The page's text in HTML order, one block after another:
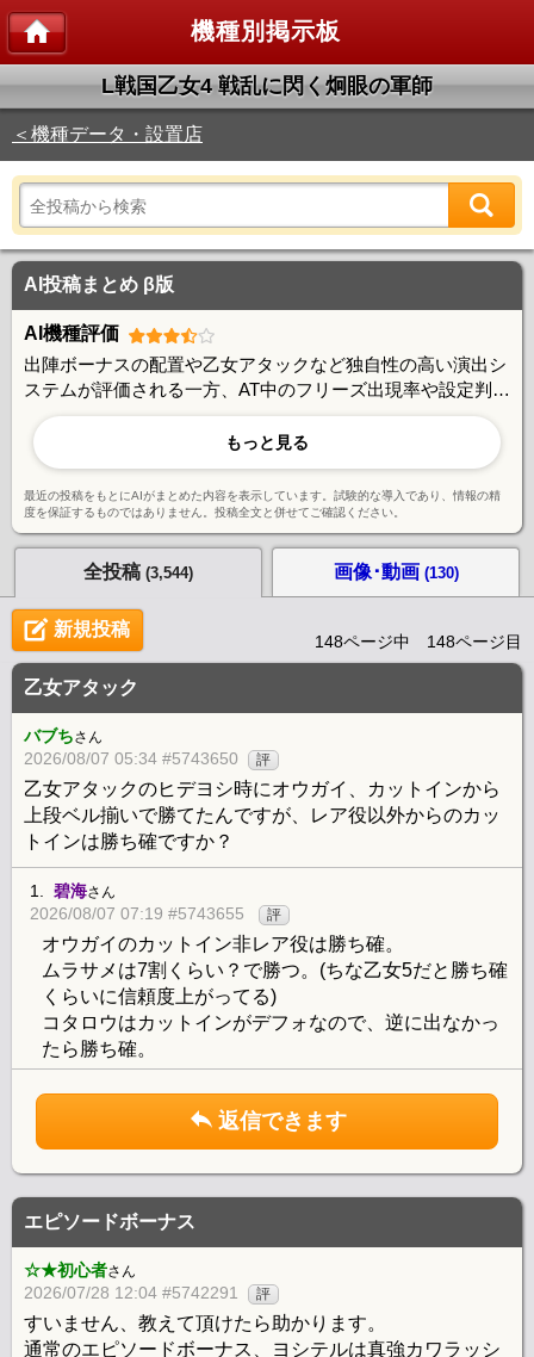
機種別掲示板
L戦国乙女4 戦乱に閃く炯眼の軍師
＜機種データ・設置店
AI投稿まとめ β版
AI機種評価
出陣ボーナスの配置や乙女アタックなど独自性の高い演出シ
ステムが評価される一方、AT中のフリーズ出現率や設定判別
の難しさに課題を感じる声も。出玉性能は安定感に欠ける部
分があり、序盤好調でも後半の急激なハマりで大きくマイナ
スになるケースが報告されている。戦略性については高設定
の挙動や優遇ATの見極めなど、やり込み要素が豊富で玄人向
けの魅力がある。
もっと見る
最近の投稿をもとにAIがまとめた内容を表示しています。試験的な導入であり、情報の精
度を保証するものではありません。投稿全文と併せてご確認ください。
全投稿 (3,544) 画像･動画 (130)
新規投稿
148ページ中 148ページ目
乙女アタック
バブちさん
2026/08/07 05:34 #5743650 評
乙女アタックのヒデヨシ時にオウガイ、カットインから
上段ベル揃いで勝てたんですが、レア役以外からのカッ
トインは勝ち確ですか？
1. 碧海さん
2026/08/07 07:19 #5743655 評
オウガイのカットイン非レア役は勝ち確。
ムラサメは7割くらい？で勝つ。(ちな乙女5だと勝ち確
くらいに信頼度上がってる)
コタロウはカットインがデフォなので、逆に出なかっ
たら勝ち確。
返信できます
エピソードボーナス
☆★初心者さん
2026/07/28 12:04 #5742291 評
すいません、教えて頂けたら助かります。
通常のエピソードボーナス、ヨシテルは真強カワラッシ